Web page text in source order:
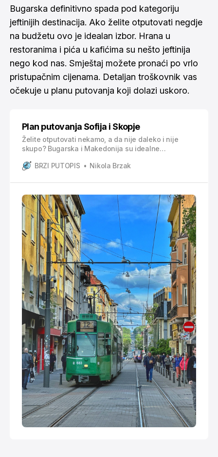
Bugarska definitivno spada pod kategoriju
jeftinijih destinacija. Ako želite otputovati negdje
na budžetu ovo je idealan izbor. Hrana u
restoranima i pića u kafićima su nešto jeftinija
nego kod nas. Smještaj možete pronaći po vrlo
pristupačnim cijenama. Detaljan troškovnik vas
očekuje u planu putovanja koji dolazi uskoro.
Plan putovanja Sofija i Skopje
Želite otputovati nekamo, a da nije daleko i nije
skupo? Bugarska i Makedonija su idealne
prijestolnice su i više nego pristupačne, a bogate su
Štoviše, nećete ni osjetiti da ste negdje otputovali,
već da ste otišli negdje u
BRZI PUTOPIS Nikola Brzak